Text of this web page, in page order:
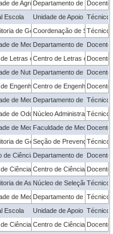
Superior
de Agronomia Eliseu Maciel
Departamento de Ciência
Docente
Escola Unidade de Apoio aoTécnico
de Gestão com Pessoas
Coordenação de Saúde e
Técnico
Superior
de MedicinaDepartamento de Medicina
Docente
Superior
Letras e Comunicação
Centro de Letras eDocente
Superior
de NutriçãoDepartamento de Nutrição
Docente
Superior
EngenhariasCentro de Engenharias
Docente
de MedicinaDepartamento de Medicina
Técnico
de OdontologiaNúcleo Administrativo - FO
Técnico
Superior
de MedicinaFaculdade de Medicina
Docente
de Gestão com Pessoas
Seção de Prevenção eTécnico
de Ciências Humanas
Departamento de Economia
Docente
Superior
Ciências Químicas, Farmacêuticas
Centro de CiênciasDocente
de Assuntos Estudantis
Núcleo de Seleção eTécnico
de MedicinaDepartamento de Medicina
Técnico
Escola Unidade de Apoio aoTécnico
Superior
Ciências Químicas, Farmacêuticas
Centro de CiênciasDocente